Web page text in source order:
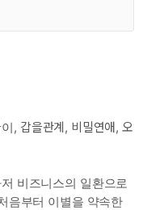
, 갑을관계, 비밀연애, 오
비즈니스의 일환으로
음부터 이별을 약속한